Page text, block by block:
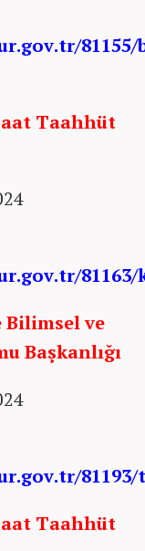
81155/
Taahhüt
Bilimsel ve
Başkanlığı
Taahhüt